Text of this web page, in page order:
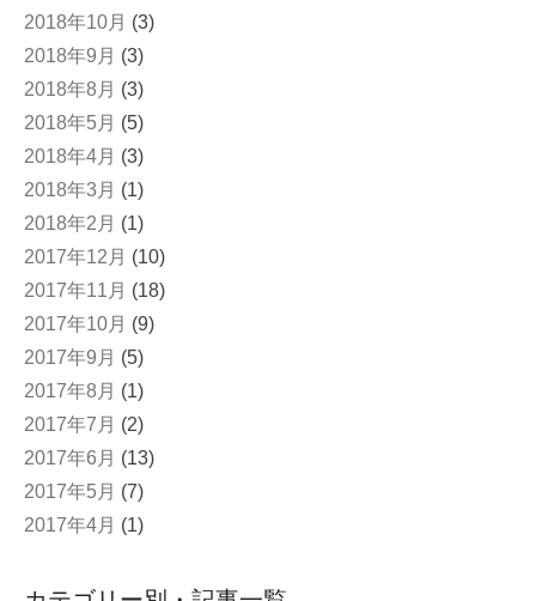
2018年10月 (3)
2018年9月 (3)
2018年8月 (3)
2018年5月 (5)
2018年4月 (3)
2018年3月 (1)
2018年2月 (1)
2017年12月 (10)
2017年11月 (18)
2017年10月 (9)
2017年9月 (5)
2017年8月 (1)
2017年7月 (2)
2017年6月 (13)
2017年5月 (7)
2017年4月 (1)